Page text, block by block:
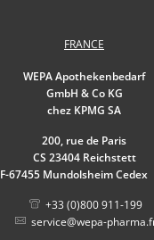
FRANCE
WEPA Apothekenbedarf
GmbH & Co KG
chez KPMG SA
200, rue de Paris
CS 23404 Reichstett
F-67455 Mundolsheim Cedex
+33 (0)800 911-199
service@wepa-